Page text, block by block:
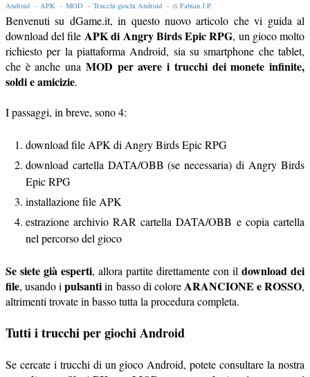
Android - APK - MOD - Trucchi giochi Android - di Fabian J.P.
Benvenuti su dGame.it, in questo nuovo articolo che vi guida al
download del file APK di Angry Birds Epic RPG, un gioco molto
richiesto per la piattaforma Android, sia su smartphone che tablet,
che è anche una MOD per avere i trucchi dei monete infinite,
soldi e amicizie.
I passaggi, in breve, sono 4:
download file APK di Angry Birds Epic RPG
download cartella DATA/OBB (se necessaria) di Angry Birds
Epic RPG
installazione file APK
estrazione archivio RAR cartella DATA/OBB e copia cartella
nel percorso del gioco
Se siete già esperti, allora partite direttamente con il download dei
file, usando ipulsantiin basso di coloreARANCIONE e ROSSO,
altrimenti trovate in basso tutta la procedura completa.
Tutti i trucchi per giochi Android
Se cercate i trucchi di un gioco Android, potete consultare la nostra